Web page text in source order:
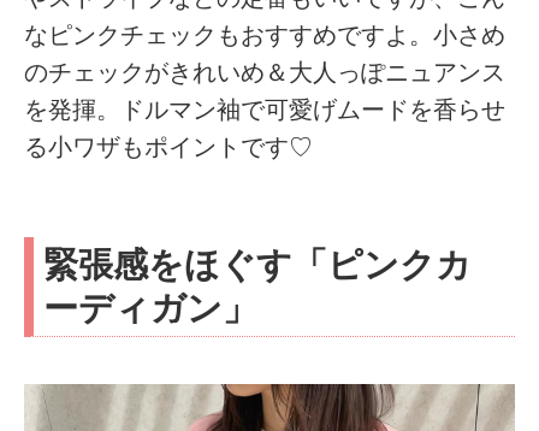
なピンクチェックもおすすめですよ。小さめ
のチェックがきれいめ＆大人っぽニュアンス
を発揮。ドルマン袖で可愛げムードを香らせ
る小ワザもポイントです♡
緊張感をほぐす「ピンクカ
ーディガン」